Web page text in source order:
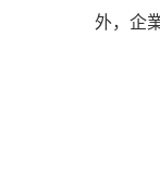
外，企